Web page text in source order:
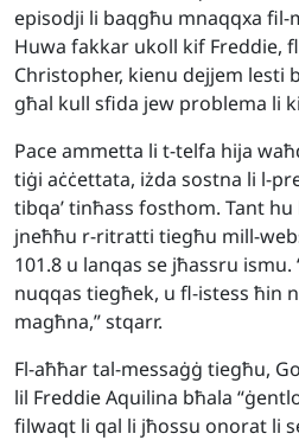
episodji li baqgħu mnaqqxa
Huwa fakkar ukoll kif Freddie,
Christopher, kienu dejjem lesti
għal kull sfida jew problema li
Pace ammetta li t-telfa hija
tiġi aċċettata, iżda sostna li l-
tibqa’ tinħass fosthom. Tant
jneħħu r-ritratti tiegħu mill-
101.8 u lanqas se jħassru
nuqqas tiegħek, u fl-istess ħin
magħna,” stqarr.
Fl-aħħar tal-messaġġ tiegħu,
lil Freddie Aquilina bħala
filwaqt li qal li jħossu onorat li